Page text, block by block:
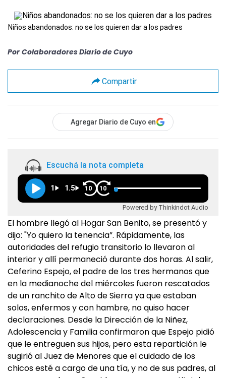
Niños abandonados: no se los quieren dar a los padres
Por Colaboradores Diario de Cuyo
Compartir
Agregar Diario de Cuyo en
Escuchá la nota completa
1 1.5 10 10
Powered by Thinkindot Audio
El hombre llegó al Hogar San Benito, se presentó y
dijo: "Yo quiero la tenencia”. Rápidamente, las
autoridades del refugio transitorio lo llevaron al
interior y allí permaneció durante dos horas. Al salir,
Ceferino Espejo, el padre de los tres hermanos que
en la medianoche del miércoles fueron rescatados
de un ranchito de Alto de Sierra ya que estaban
solos, enfermos y con hambre, no quiso hacer
declaraciones. Desde la Dirección de la Niñez,
Adolescencia y Familia confirmaron que Espejo pidió
que le entreguen sus hijos, pero esta repartición le
sugirió al Juez de Menores que el cuidado de los
chicos esté a cargo de una tía, y no de sus padres, al